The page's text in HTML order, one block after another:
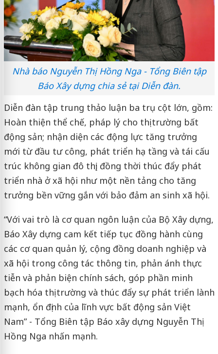
Nhà báo Nguyễn Thị Hồng Nga - Tổng Biên tập
Báo Xây dựng chia sẻ tại Diễn đàn.
Diễn đàn tập trung thảo luận ba trụ cột lớn, gồm:
Hoàn thiện thể chế, pháp lý cho thị trường bất
động sản; nhận diện các động lực tăng trưởng
mới từ đầu tư công, phát triển hạ tầng và tái cấu
trúc không gian đô thị; đồng thời thúc đẩy phát
triển nhà ở xã hội như một nền tảng cho tăng
trưởng bền vững gắn với bảo đảm an sinh xã hội.
“Với vai trò là cơ quan ngôn luận của Bộ Xây dựng,
Báo Xây dựng cam kết tiếp tục đồng hành cùng
các cơ quan quản lý, cộng đồng doanh nghiệp và
xã hội trong công tác thông tin, phản ánh thực
tiễn và phản biện chính sách, góp phần minh
bạch hóa thị trường và thúc đẩy sự phát triển lành
mạnh, ổn định của lĩnh vực bất động sản Việt
Nam” - Tổng Biên tập Báo xây dựng Nguyễn Thị
Hồng Nga nhấn mạnh.